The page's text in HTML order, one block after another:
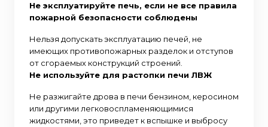
Не эксплуатируйте печь, если не все правила
пожарной безопасности соблюдены
Нельзя допускать эксплуатацию печей, не
имеющих противопожарных разделок и отступов
от сгораемых конструкций строений.
Не используйте для растопки печи ЛВЖ
Не разжигайте дрова в печи бензином, керосином
или другими легковоспламеняющимися
жидкостями, это приведет к вспышке и выбросу